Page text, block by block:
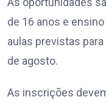
de 16 anos e
aulas previstas
de agosto.
As inscrições